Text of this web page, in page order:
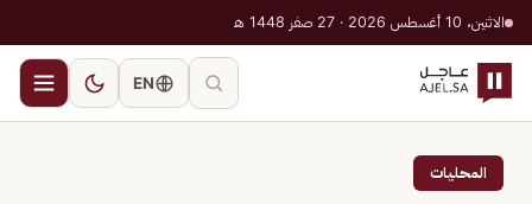
الاثنين، 10 أغسطس 2026 · 27 صفر 1448 هـ
EN
المحليات